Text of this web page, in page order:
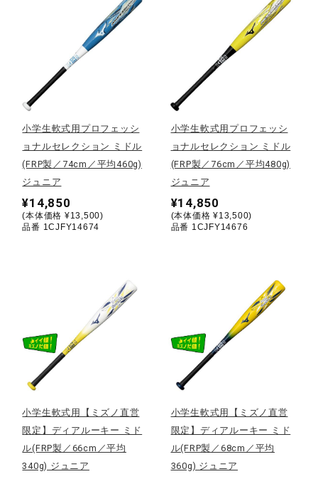
テニス／ソフトテニス
陸上競技
卓球
ウィンタースポーツ
ワーキング
小学生軟式用プロフェッシ
ョナルセレクション ミドル
(FRP製／74cm／平均460g)
ジュニア
¥14,850
(本体価格 ¥13,500)
品番 1CJFY14674
小学生軟式用プロフェッシ
ョナルセレクション ミドル
(FRP製／76cm／平均480g)
ジュニア
¥14,850
(本体価格 ¥13,500)
品番 1CJFY14676
小学生軟式用【ミズノ直営
限定】ディアルーキー ミド
ル(FRP製／66cm／平均
340g) ジュニア
小学生軟式用【ミズノ直営
限定】ディアルーキー ミド
ル(FRP製／68cm／平均
360g) ジュニア